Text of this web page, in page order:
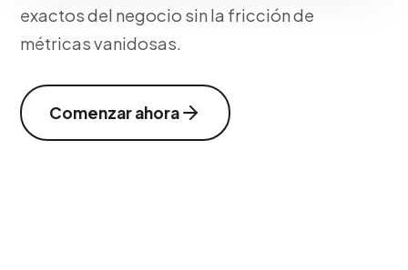
exactos del negocio sin la fricción de
métricas vanidosas.
Comenzar ahora